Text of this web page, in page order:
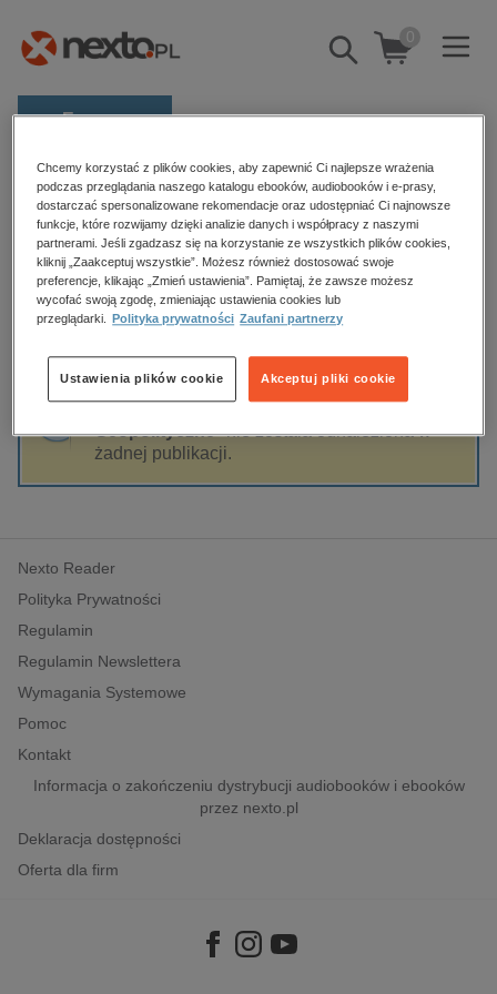
Pokaż/schowaj
wyszukiwarkę
0
E-prasa
Kategorie
Zobacz wszystkie E-prasa
budownictwo, aranżacja wnętrz
biznesowe, branżowe, gospodarka
darmowe wydania
dzienniki
edukacja
hobby, sport, rozrywka
komputery, internet, technologie, informatyka
inne
Strona główna Polskie Towarzystwo Geopolityczne
Polskie Towarzystwo Geopolityczne
Fraza "Polskie Towarzystwo
Geopolityczne" nie została odnaleziona w
żadnej publikacji.
Nexto Reader
Polityka Prywatności
Regulamin
Regulamin Newslettera
Wymagania Systemowe
Pomoc
Kontakt
Informacja o zakończeniu dystrybucji audiobooków i ebooków
przez nexto.pl
Deklaracja dostępności
Oferta dla firm
Chcemy korzystać z plików cookies, aby zapewnić Ci najlepsze wrażenia
podczas przeglądania naszego katalogu ebooków, audiobooków i e-prasy,
dostarczać spersonalizowane rekomendacje oraz udostępniać Ci najnowsze
funkcje, które rozwijamy dzięki analizie danych i współpracy z naszymi
partnerami. Jeśli zgadzasz się na korzystanie ze wszystkich plików cookies,
kliknij „Zaakceptuj wszystkie”. Możesz również dostosować swoje
preferencje, klikając „Zmień ustawienia”. Pamiętaj, że zawsze możesz
wycofać swoją zgodę, zmieniając ustawienia cookies lub
przeglądarki.
Polityka prywatności Zaufani partnerzy
Akceptuj pliki cookie
Ustawienia plików cookie